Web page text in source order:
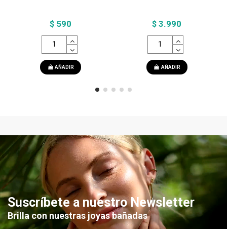
$ 590
AÑADIR
$ 3.990
AÑADIR
Suscríbete a nuestro Newsletter
Brilla con nuestras joyas bañadas